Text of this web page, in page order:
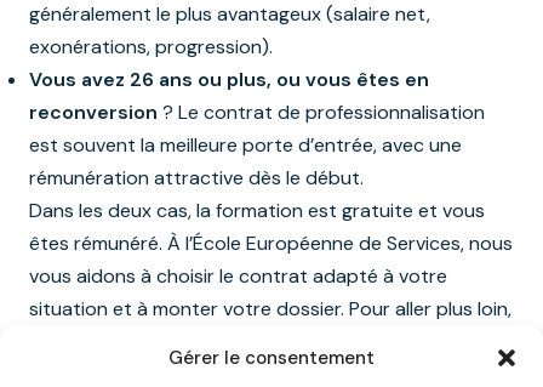
Gérer le consentement
généralement le plus avantageux (salaire net,
exonérations, progression).
Vous avez 26 ans ou plus, ou vous êtes en
reconversion ? Le contrat de professionnalisation
est souvent la meilleure porte d’entrée, avec une
rémunération attractive dès le début.
Dans les deux cas, la formation est gratuite et vous
êtes rémunéré. À l’École Européenne de Services, nous
vous aidons à choisir le contrat adapté à votre
situation et à monter votre dossier. Pour aller plus loin,